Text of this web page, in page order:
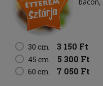
30 cm 3 150 Ft
45 cm 5 300 Ft
60 cm 7 050 Ft